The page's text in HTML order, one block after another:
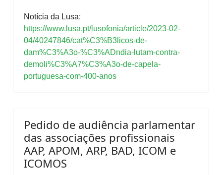
Notícia da Lusa:
https://www.lusa.pt/lusofonia/article/2023-02-
04/40247846/cat%C3%B3licos-de-
dam%C3%A3o-%C3%ADndia-lutam-contra-
demoli%C3%A7%C3%A3o-de-capela-
portuguesa-com-400-anos
Pedido de audiência parlamentar
das associações profissionais
AAP, APOM, ARP, BAD, ICOM e
ICOMOS